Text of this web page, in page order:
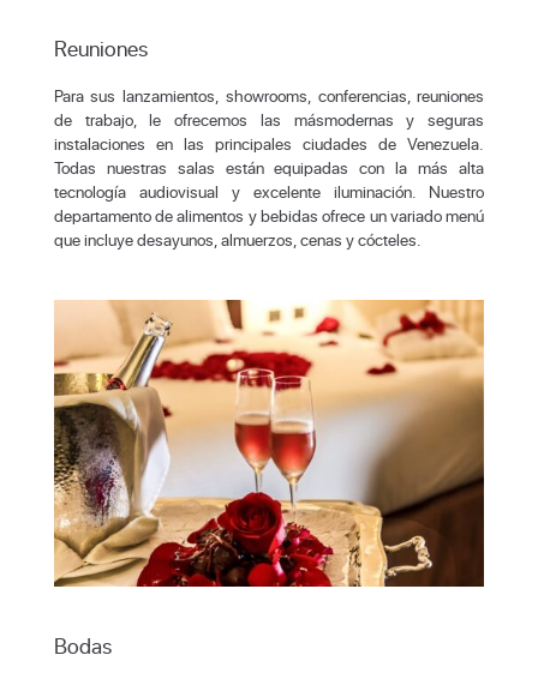
Reuniones
Para sus lanzamientos, showrooms, conferencias, reuniones
de trabajo, le ofrecemos las másmodernas y seguras
instalaciones en las principales ciudades de Venezuela.
Todas nuestras salas están equipadas con la más alta
tecnología audiovisual y excelente iluminación. Nuestro
departamento de alimentos y bebidas ofrece un variado menú
que incluye desayunos, almuerzos, cenas y cócteles.
Bodas